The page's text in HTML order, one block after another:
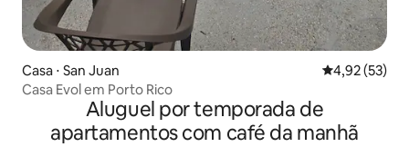
Casa ⋅ San Juan 4,92 de uma
4,92 (53)
Casa Evol em Porto Rico
Aluguel por temporada de
apartamentos com café da manhã